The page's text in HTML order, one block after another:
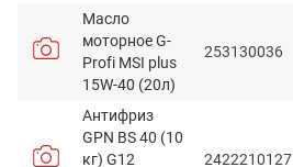
Масло
моторное G-
Profi MSI plus
15W-40 (20л)
253130036
Антифриз
GPN BS 40 (10
кг) G12
2422210127